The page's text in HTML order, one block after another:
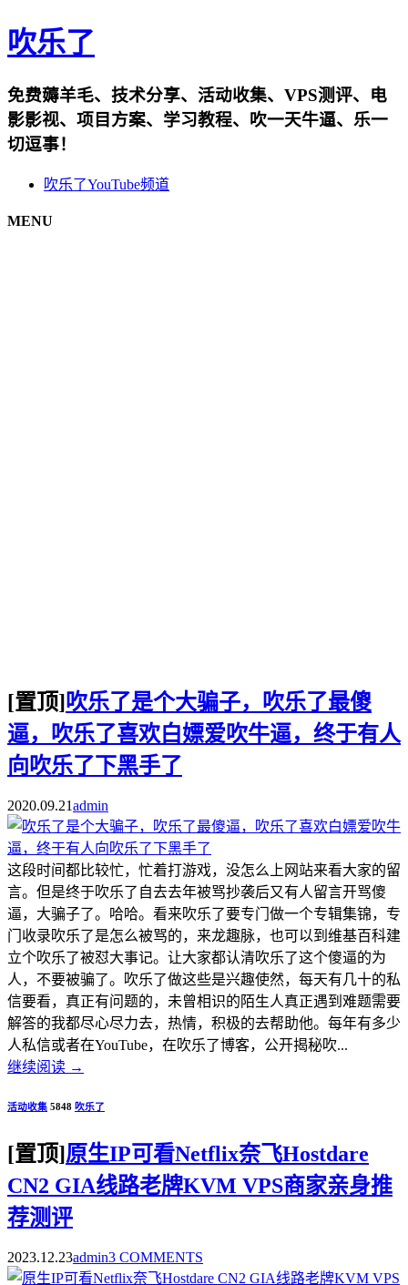
吹乐了
免费薅羊毛、技术分享、活动收集、VPS测评、电
影影视、项目方案、学习教程、吹一天牛逼、乐一
切逗事！
吹乐了YouTube频道
MENU
[置顶]吹乐了是个大骗子，吹乐了最傻
逼，吹乐了喜欢白嫖爱吹牛逼，终于有人
向吹乐了下黑手了
2020.09.21admin
这段时间都比较忙，忙着打游戏，没怎么上网站来看大家的留
言。但是终于吹乐了自去去年被骂抄袭后又有人留言开骂傻
逼，大骗子了。哈哈。看来吹乐了要专门做一个专辑集锦，专
门收录吹乐了是怎么被骂的，来龙趣脉，也可以到维基百科建
立个吹乐了被怼大事记。让大家都认清吹乐了这个傻逼的为
人，不要被骗了。吹乐了做这些是兴趣使然，每天有几十的私
信要看，真正有问题的，未曾相识的陌生人真正遇到难题需要
解答的我都尽心尽力去，热情，积极的去帮助他。每年有多少
人私信或者在YouTube，在吹乐了博客，公开揭秘吹...
继续阅读 →
活动收集 5848 吹乐了
[置顶]原生IP可看Netflix奈飞Hostdare
CN2 GIA线路老牌KVM VPS商家亲身推
荐测评
2023.12.23admin3 COMMENTS